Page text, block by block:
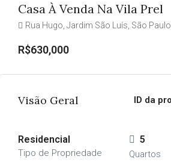
Casa À Venda Na Vila Prel
Rua Hugo, Jardim São Luís, São Paulo, Região Imediata de São Paulo, Região Metropolitana de São Paulo, Região Geográfica
R$630,000
Visão Geral ID da
Residencial
Tipo de Propriedade
5
Quartos